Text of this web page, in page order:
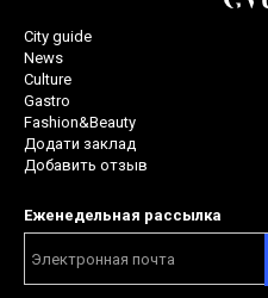
City guide
News
Culture
Gastro
Fashion&Beauty
Додати заклад
Добавить отзыв
Еженедельная рассылка